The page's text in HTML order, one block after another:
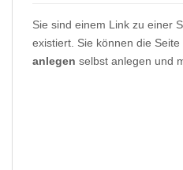
Sie sind einem Link zu einer
existiert. Sie können die
anlegen selbst anlegen und